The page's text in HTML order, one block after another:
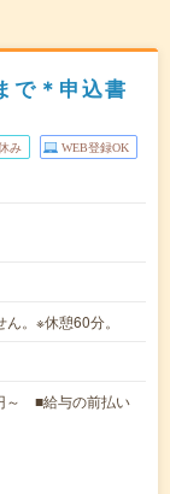
で＊申込書
み WEB登録OK
。※休憩60分。
～ ■給与の前払い